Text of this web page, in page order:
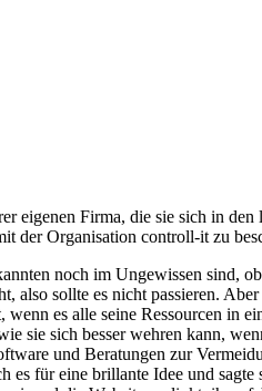
Firma, die sie sich in
der Organisation controll-it zu
noch im Ungewissen
sollte es nicht passieren.
es alle seine Ressourcen in
sie sich besser wehren kann,
und Beratungen zur
für eine brillante Idee und